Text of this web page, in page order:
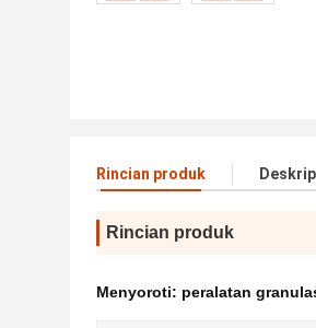
Rincian produk
Rincian produk
Menyoroti: peralatan